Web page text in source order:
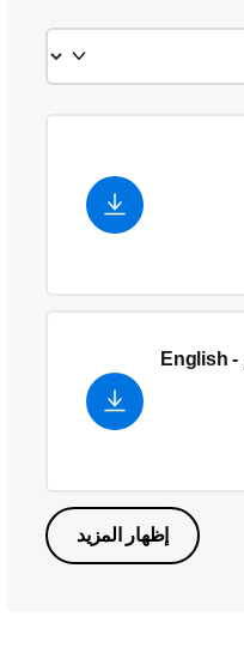
- English
إظهار المزيد